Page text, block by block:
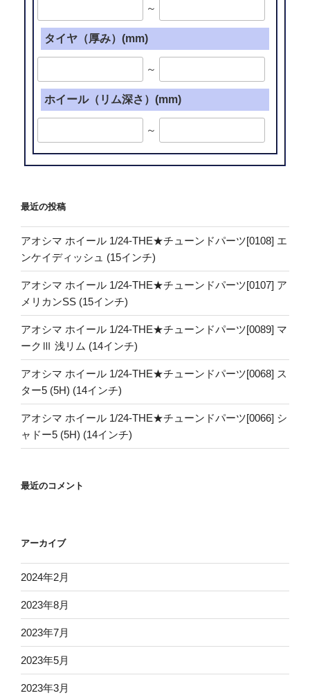
～
タイヤ（厚み）(mm)
～
ホイール（リム深さ）(mm)
～
最近の投稿
アオシマ ホイール 1/24-THE★チューンドパーツ[0108] エ
ンケイディッシュ (15インチ)
アオシマ ホイール 1/24-THE★チューンドパーツ[0107] ア
メリカンSS (15インチ)
アオシマ ホイール 1/24-THE★チューンドパーツ[0089] マ
ークⅢ 浅リム (14インチ)
アオシマ ホイール 1/24-THE★チューンドパーツ[0068] ス
ター5 (5H) (14インチ)
アオシマ ホイール 1/24-THE★チューンドパーツ[0066] シ
ャドー5 (5H) (14インチ)
最近のコメント
アーカイブ
2024年2月
2023年8月
2023年7月
2023年5月
2023年3月